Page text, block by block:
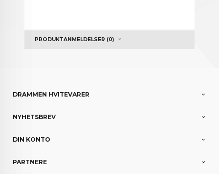
PRODUKTANMELDELSER (0)
DRAMMEN HVITEVARER
NYHETSBREV
DIN KONTO
PARTNERE